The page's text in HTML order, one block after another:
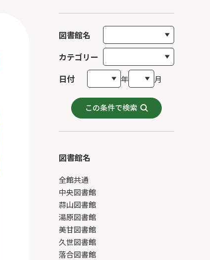
図書館名
カテゴリー
日付
年 月
この条件で検索
図書館名
全館共通
中央図書館
蒜山図書館
湯原図書館
美甘図書館
久世図書館
落合図書館